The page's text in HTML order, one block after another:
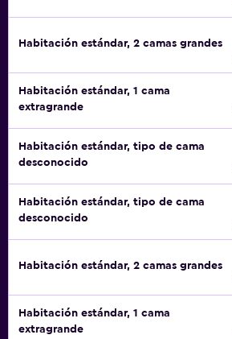
Habitación estándar, 2 camas grandes
Habitación estándar, 1 cama
extragrande
Habitación estándar, tipo de cama
desconocido
Habitación estándar, tipo de cama
desconocido
Habitación estándar, 2 camas grandes
Habitación estándar, 1 cama
extragrande